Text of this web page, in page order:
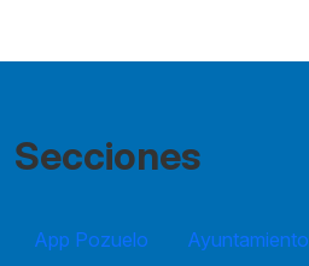
Secciones
App Pozuelo
Ayuntamiento